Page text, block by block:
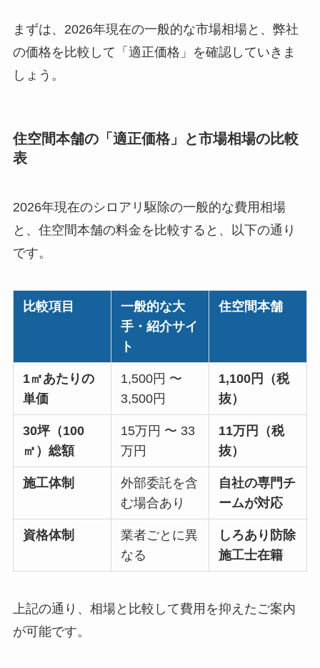
まずは、2026年現在の一般的な市場相場と、弊社
の価格を比較して「適正価格」を確認していきま
しょう。
住空間本舗の「適正価格」と市場相場の比較
表
2026年現在のシロアリ駆除の一般的な費用相場
と、住空間本舗の料金を比較すると、以下の通り
です。
比較項目
一般的な大
手・紹介サイ
ト
住空間本舗
1㎡あたりの
単価
1,500円 〜
3,500円
1,100円（税
抜）
30坪（100
㎡）総額
15万円 〜 33
万円
11万円（税
抜）
施工体制
外部委託を含
む場合あり
自社の専門チ
ームが対応
資格体制
業者ごとに異
なる
しろあり防除
施工士在籍
上記の通り、相場と比較して費用を抑えたご案内
が可能です。